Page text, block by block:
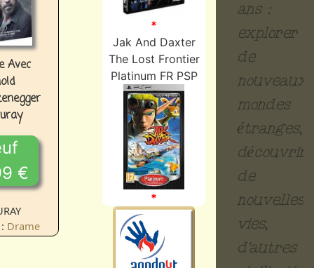
Avec
€
Drame
*
Jak And Daxter
The Lost Frontier
Platinum FR PSP
*
ans :
explorer
de
nouveaux
mondes
étranges,
découvrir
de
nouvelles
vies,
d'autres